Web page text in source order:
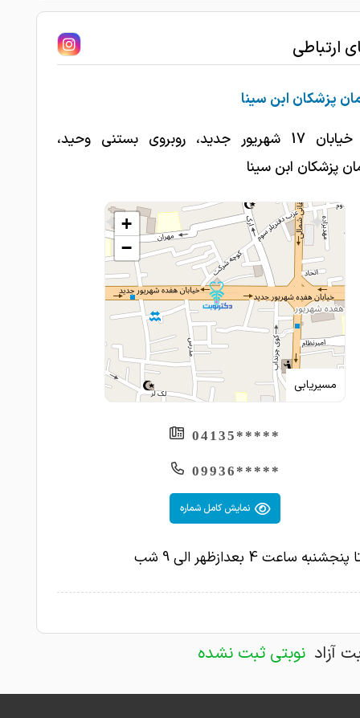
آزاد نوبتی ثبت نشده
ارتباطی
پزشکان ابن سینا
تبریز، خیابان 17 شهریور جدید، روبروی بستنی وحید،
پزشکان ابن سینا
مسیریابی
+
−
*****04135
*****09936
نمایش کامل شماره
ساعت 4 بعدازظهر الی 9 شب